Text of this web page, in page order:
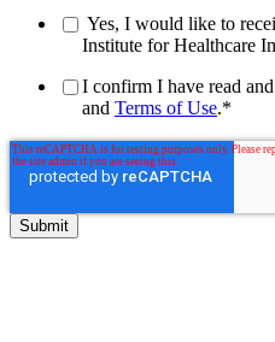
Yes, I would like to
Institute for Healthcare
I confirm I have read
and Terms of Use.*